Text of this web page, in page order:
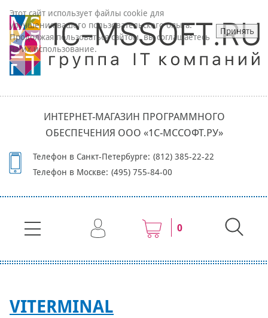
ИНТЕРНЕТ-МАГАЗИН ПРОГРАММНОГО
ОБЕСПЕЧЕНИЯ ООО «1С-МССОФТ.РУ»
Телефон в Санкт-Петербурге: (812) 385-22-22
Телефон в Москве: (495) 755-84-00
0
VITERMINAL
Этот сайт использует файлы cookie для
улучшения вашего пользовательского опыта.
Продолжая пользоваться сайтом, вы соглашаетесь
на их использование.
Принять